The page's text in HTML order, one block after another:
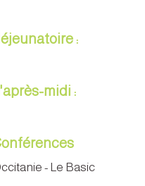
:
midi :
- Le Basic